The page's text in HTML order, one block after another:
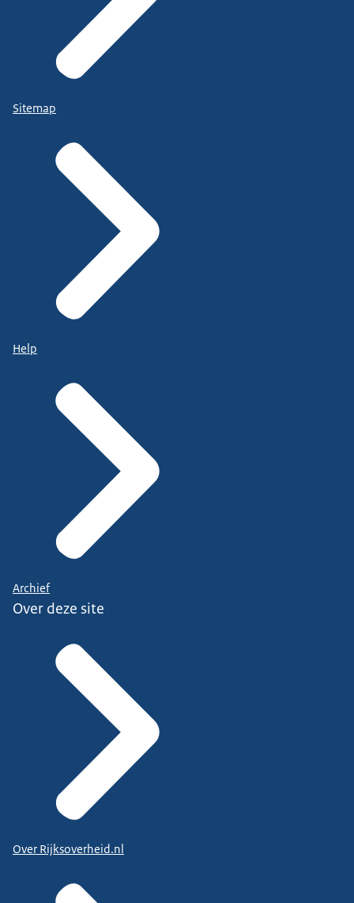
Sitemap
Help
Archief
Over deze site
Over Rijksoverheid.nl